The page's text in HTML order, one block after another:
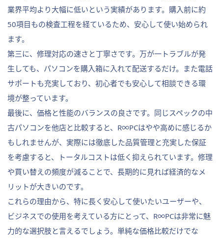
業界平均より大幅に低いという実績があります。購入前に約
50項目もの検査工程を経ているため、安心して使い始められ
ます。
第三に、修理対応の速さと丁寧さです。万が一トラブルが発
生しても、パソコンを購入箱に入れて配送するだけ。また電話
サポートも充実しており、初心者でも安心して相談できる環
境が整っています。
最後に、価格と性能のバランスの良さです。同じスペックの中
古パソコンを他店と比較すると、R∞PCはやや高めに感じるか
もしれませんが、実際には徹底した品質管理と充実した保証
を考慮すると、トータルコストは低く抑えられています。修理
や買い替えの頻度が減ることで、長期的に見れば経済的なメ
リットが大きいのです。
これらの理由から、特に長く安心して使いたいユーザーや、
ビジネスでの使用を考えている方にとって、R∞PCは非常に魅
力的な選択肢と言えるでしょう。単純な価格比較だけでな